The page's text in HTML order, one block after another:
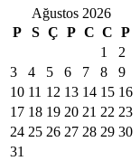
Ağustos 2026
P
S Ç P C C P
1
2
3
4 5 6 7 8
9
10 11 12 13 14 15 16
17 18 19 20 21 22 23
24 25 26 27 28 29 30
31